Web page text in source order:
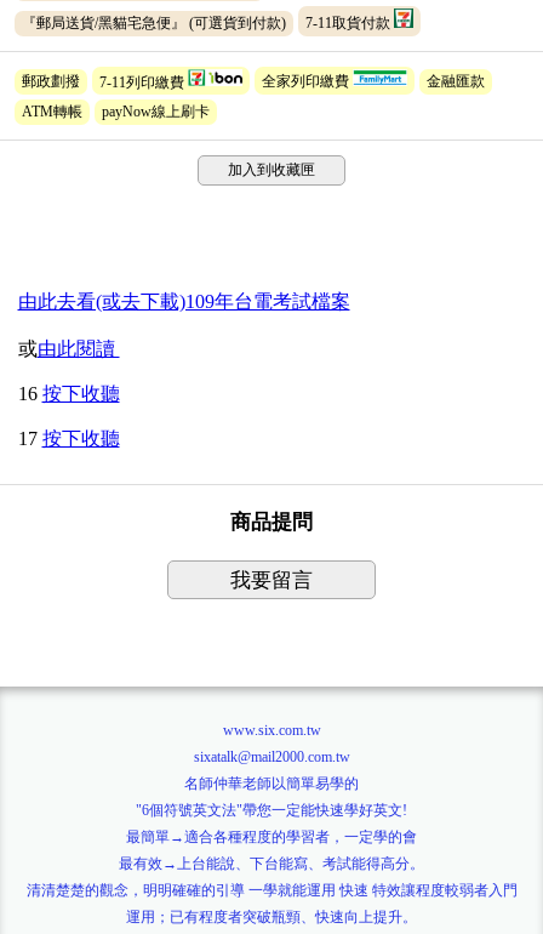
『郵局送貨/黑貓宅急便』 (可選貨到付款) 7-11取貨付款
郵政劃撥 7-11列印繳費 全家列印繳費
金融匯款
ATM轉帳
payNow線上刷卡
加入到收藏匣
由此去看(或去下載)109年台電考試檔案
或由此閱讀
16 按下收聽
17 按下收聽
商品提問
我要留言
www.six.com.tw
sixatalk@mail2000.com.tw
名師仲華老師以簡單易學的
"6個符號英文法"帶您一定能快速學好英文!
最簡單→適合各種程度的學習者，一定學的會
最有效→上台能說、下台能寫、考試能得高分。
清清楚楚的觀念，明明確確的引導 一學就能運用 快速 特效讓程度較弱者入門
運用；已有程度者突破瓶頸、快速向上提升。